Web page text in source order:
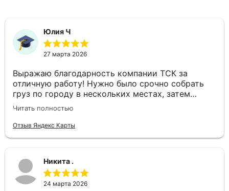
Юлия Ч
27 марта 2026
Выражаю благодарность компании ТСК за
отличную работу! Нужно было срочно собрать
груз по городу в нескольких местах, затем
доставить в другой город день в день. Ребята
подобрали отдельный автомобиль, все сделали
оперативно. Спасибо за слаженность и
Читать полностью
Отзыв Яндекс Карты
Никита .
24 марта 2026